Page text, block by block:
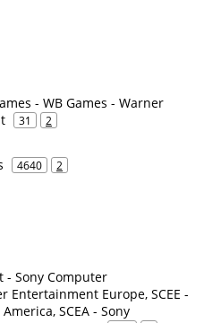
- WB Games - Warner
31 2
4640 2
- Sony Computer
Entertainment Europe, SCEE -
SCEA - Sony